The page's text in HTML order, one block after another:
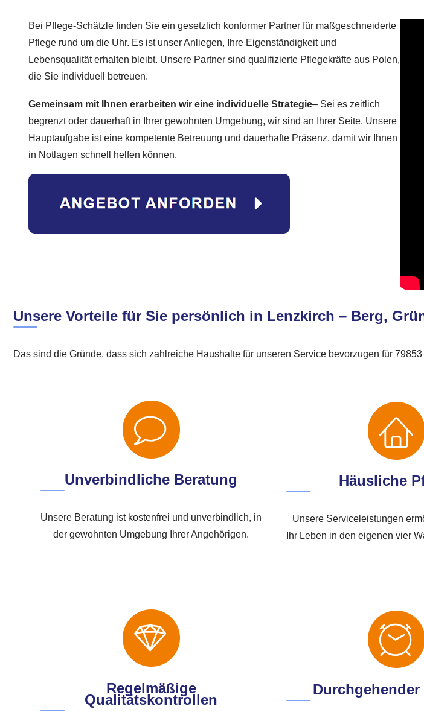
Bei Pflege-Schätzle finden Sie ein gesetzlich konformer Partner für maßgeschneiderte
Pflege rund um die Uhr. Es ist unser Anliegen, Ihre Eigenständigkeit und
Lebensqualität erhalten bleibt. Unsere Partner sind qualifizierte Pflegekräfte aus Polen,
die Sie individuell betreuen.
Gemeinsam mit Ihnen erarbeiten wir eine individuelle Strategie– Sei es zeitlich
begrenzt oder dauerhaft in Ihrer gewohnten Umgebung, wir sind an Ihrer Seite. Unsere
Hauptaufgabe ist eine kompetente Betreuung und dauerhafte Präsenz, damit wir Ihnen
in Notlagen schnell helfen können.
Unsere Vorteile für Sie persönlich in Lenzkirch – Berg,
Das sind die Gründe, dass sich zahlreiche Haushalte für unseren Service bevorzugen für
Unverbindliche Beratung
Unsere Beratung ist kostenfrei und unverbindlich, in
der gewohnten Umgebung Ihrer Angehörigen.
Häusliche
Unsere Serviceleistungen
Ihr Leben in den eigenen vier
Regelmäßige
Qualitätskontrollen